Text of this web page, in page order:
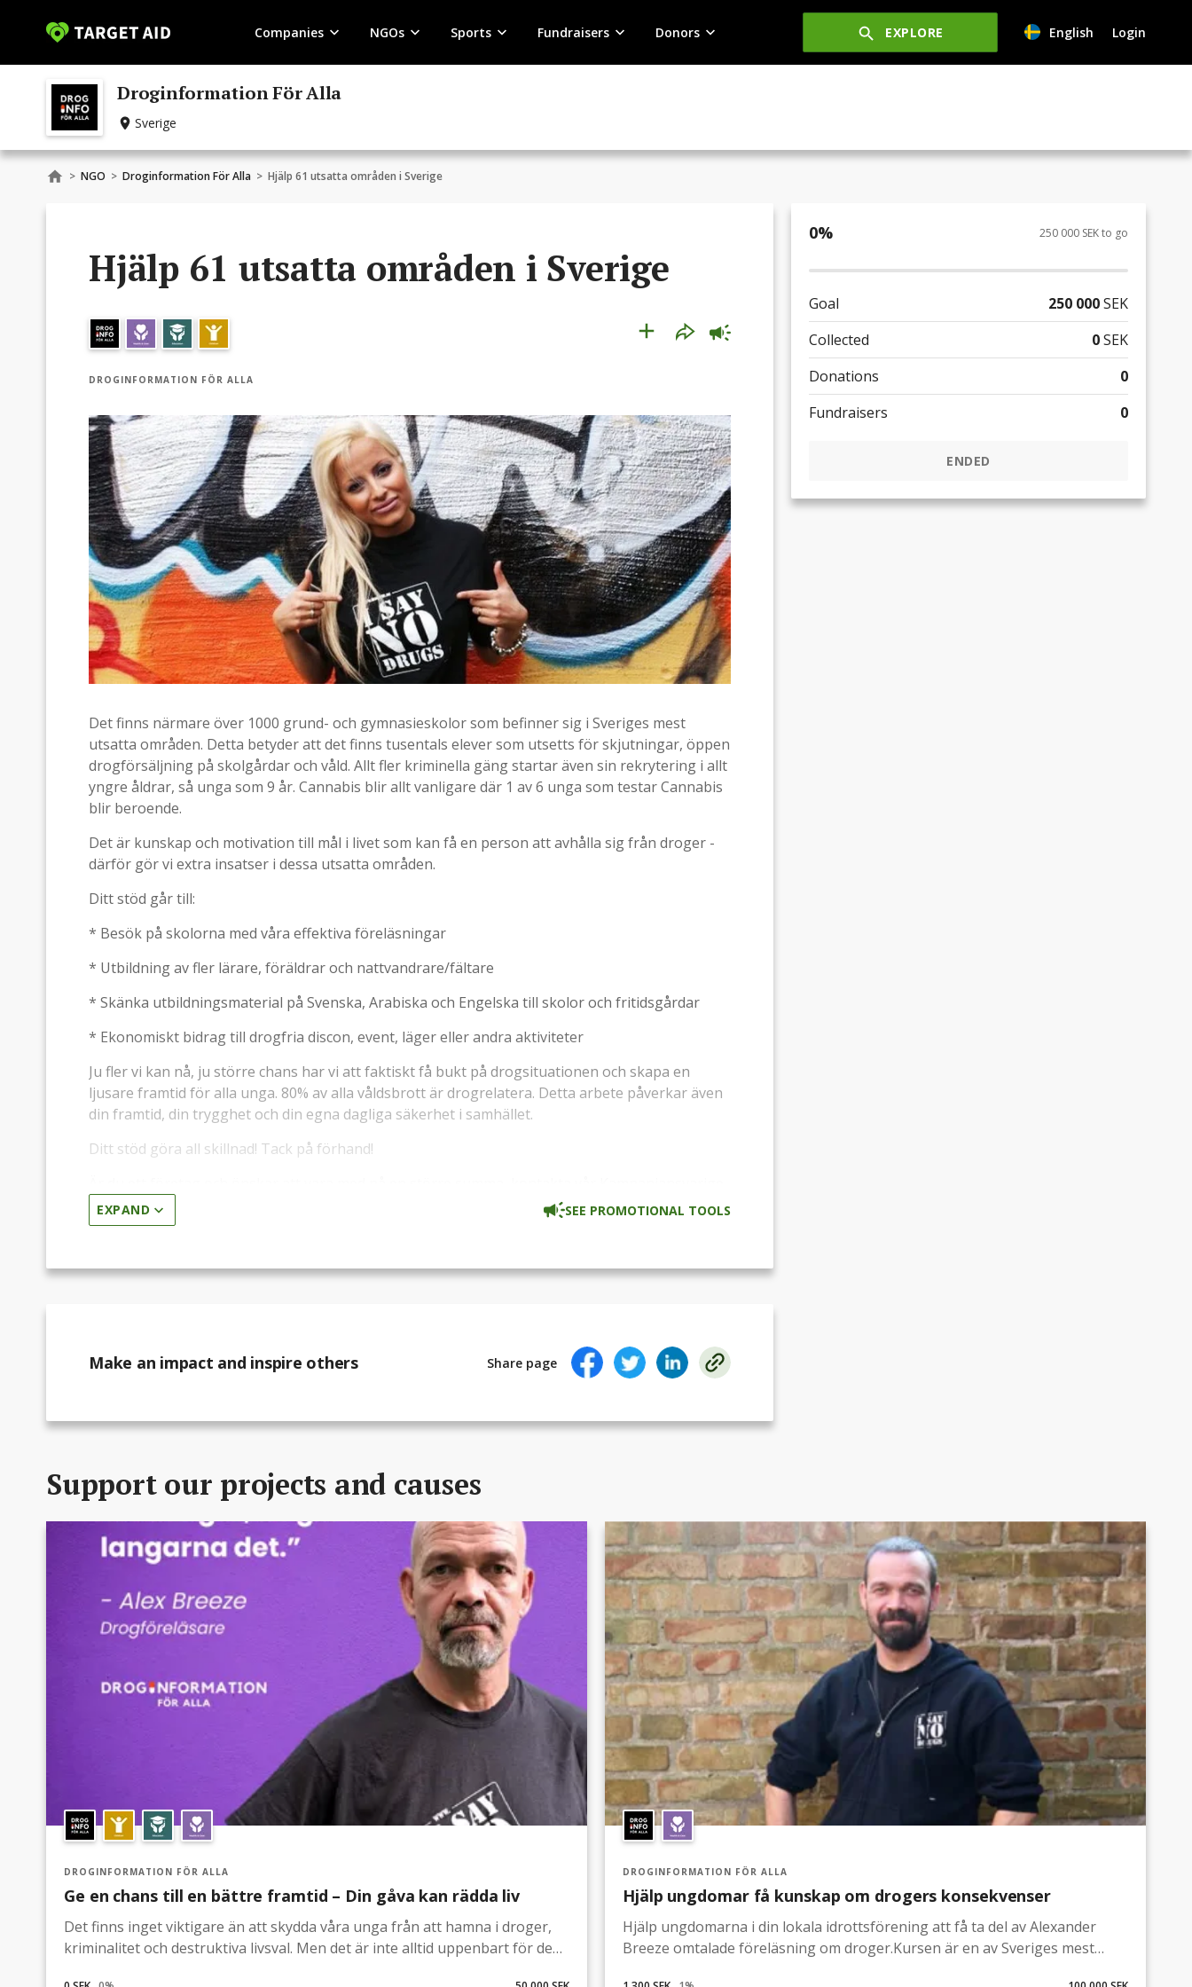
Companies NGOs Sports Fundraisers Donors EXPLORE English Login
Droginformation För Alla
Sverige
> NGO > Droginformation För Alla > Hjälp 61 utsatta områden i Sverige
Hjälp 61 utsatta områden i Sverige
DROGINFORMATION FÖR ALLA
Det finns närmare över 1000 grund- och gymnasieskolor som befinner sig i Sveriges mest
utsatta områden. Detta betyder att det finns tusentals elever som utsetts för skjutningar, öppen
drogförsäljning på skolgårdar och våld. Allt fler kriminella gäng startar även sin rekrytering i allt
yngre åldrar, så unga som 9 år. Cannabis blir allt vanligare där 1 av 6 unga som testar Cannabis
blir beroende.
Det är kunskap och motivation till mål i livet som kan få en person att avhålla sig från droger -
därför gör vi extra insatser i dessa utsatta områden.
Ditt stöd går till:
* Besök på skolorna med våra effektiva föreläsningar
* Utbildning av fler lärare, föräldrar och nattvandrare/fältare
* Skänka utbildningsmaterial på Svenska, Arabiska och Engelska till skolor och fritidsgårdar
* Ekonomiskt bidrag till drogfria discon, event, läger eller andra aktiviteter
Ju fler vi kan nå, ju större chans har vi att faktiskt få bukt på drogsituationen och skapa en
ljusare framtid för alla unga. 80% av alla våldsbrott är drogrelatera. Detta arbete påverkar även
din framtid, din trygghet och din egna dagliga säkerhet i samhället.
Ditt stöd göra all skillnad! Tack på förhand!
direkt på julia@droginformation.nu för mer information och upplägg.
EXPAND SEE PROMOTIONAL TOOLS
0% 250 000 SEK to go
Goal 250 000SEK
Collected
0SEK
Donations
0
Fundraisers
0
ENDED
Make an impact and inspire others Share page
Support our projects and causes
DROGINFORMATION FÖR ALLA
Ge en chans till en bättre framtid – Din gåva kan rädda liv
Det finns inget viktigare än att skydda våra unga från att hamna i droger,
kriminalitet och destruktiva livsval. Men det är inte alltid uppenbart för dem
DROGINFORMATION FÖR ALLA
Hjälp ungdomar få kunskap om drogers konsekvenser
Hjälp ungdomarna i din lokala idrottsförening att få ta del av Alexander
Breeze omtalade föreläsning om droger.Kursen är en av Sveriges mest